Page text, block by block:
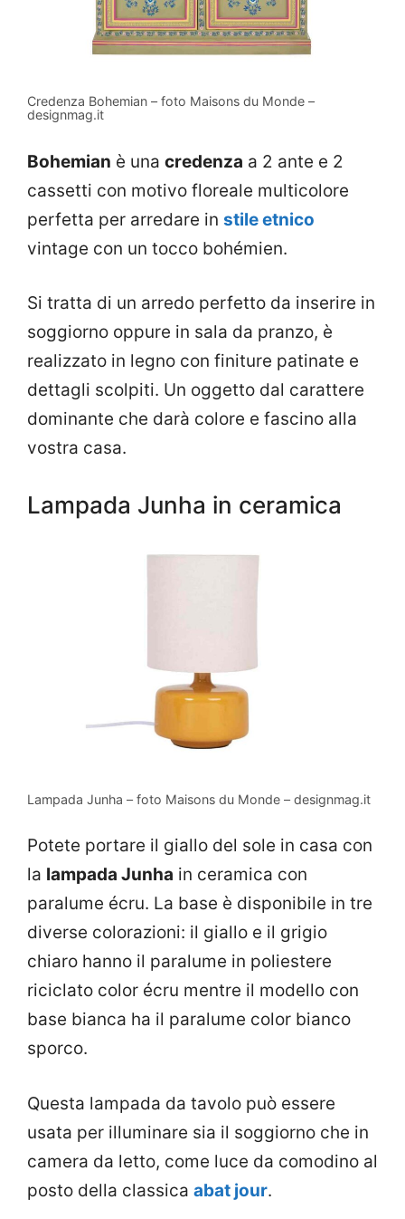
Credenza Bohemian – foto Maisons du Monde –
designmag.it
Bohemian è una credenza a 2 ante e 2
cassetti con motivo floreale multicolore
perfetta per arredare in stile etnico
vintage con un tocco bohémien.
Si tratta di un arredo perfetto da inserire in
soggiorno oppure in sala da pranzo, è
realizzato in legno con finiture patinate e
dettagli scolpiti. Un oggetto dal carattere
dominante che darà colore e fascino alla
vostra casa.
Lampada Junha in ceramica
Lampada Junha – foto Maisons du Monde – designmag.it
Potete portare il giallo del sole in casa con
la lampada Junha in ceramica con
paralume écru. La base è disponibile in tre
diverse colorazioni: il giallo e il grigio
chiaro hanno il paralume in poliestere
riciclato color écru mentre il modello con
base bianca ha il paralume color bianco
sporco.
Questa lampada da tavolo può essere
usata per illuminare sia il soggiorno che in
camera da letto, come luce da comodino al
posto della classica abat jour.